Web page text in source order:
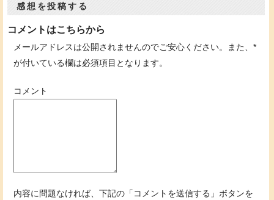
感想を投稿する
コメントはこちらから
メールアドレスは公開されませんのでご安心ください。また、 *
が付いている欄は必須項目となります。
コメント
内容に問題なければ、下記の「コメントを送信する」ボタンを